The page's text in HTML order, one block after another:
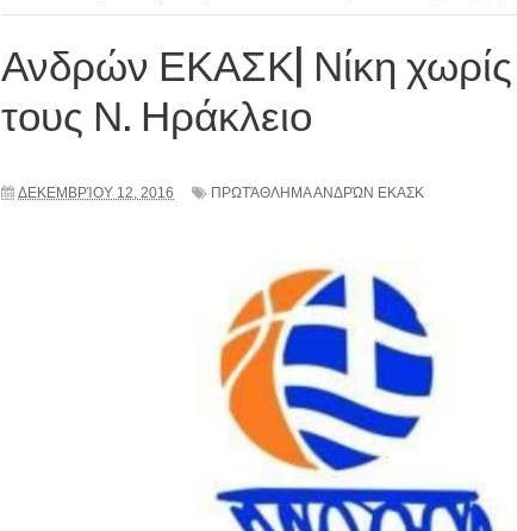
Ανδρών ΕΚΑΣΚ| Νίκη χωρίς
τους Ν. Ηράκλειο
ΔΕΚΕΜΒΡΊΟΥ 12, 2016 ΠΡΩΤΆΘΛΗΜΑ ΑΝΔΡΏΝ ΕΚΑΣΚ